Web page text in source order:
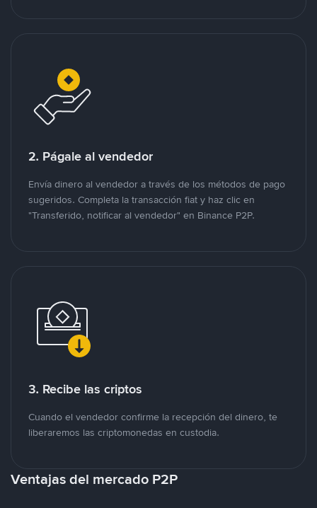
2. Págale al vendedor
Envía dinero al vendedor a través de los métodos de pago
sugeridos. Completa la transacción fiat y haz clic en
"Transferido, notificar al vendedor" en Binance P2P.
3. Recibe las criptos
Cuando el vendedor confirme la recepción del dinero, te
liberaremos las criptomonedas en custodia.
Ventajas del mercado P2P